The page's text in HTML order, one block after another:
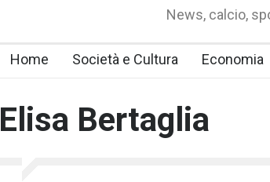
News, calcio,
Home Società e Cultura Economia
Elisa Bertaglia